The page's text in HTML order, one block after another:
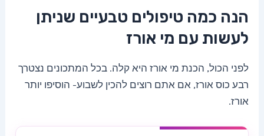
הנה כמה טיפולים טבעיים שניתן
לעשות עם מי אורז
לפני הכול, הכנת מי אורז היא קלה. בכל המתכונים נצטרך
רבע כוס אורז, אם אתם רוצים להכין לשבוע- הוסיפו יותר
אורז.